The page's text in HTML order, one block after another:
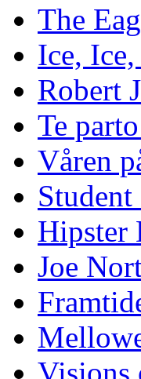
The
Ice,
Robert
Te
Våren
Hipster
Joe
Visions